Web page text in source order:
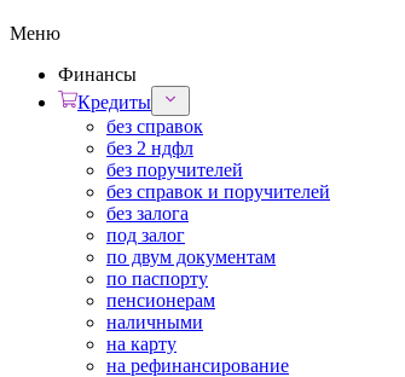
Меню
Финансы
Кредиты
без справок
без 2 ндфл
без поручителей
без справок и поручителей
без залога
под залог
по двум документам
по паспорту
пенсионерам
наличными
на карту
на рефинансирование